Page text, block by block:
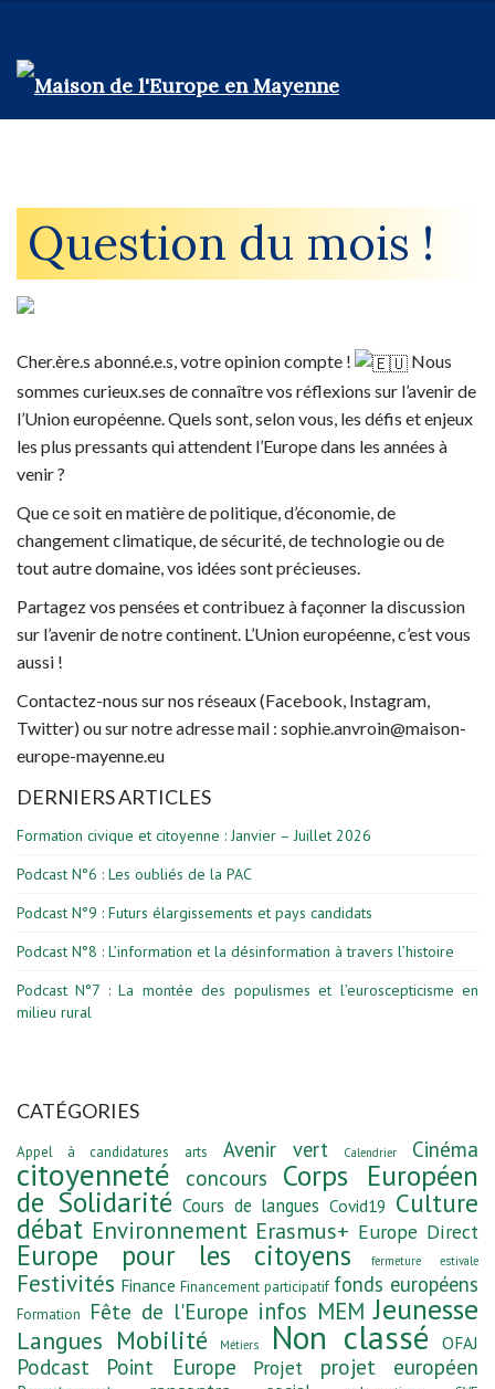
Question du mois !
Cher.ère.s abonné.e.s, votre opinion compte !
Nous
sommes curieux.ses de connaître vos réflexions sur l’avenir de
l’Union européenne. Quels sont, selon vous, les défis et enjeux
les plus pressants qui attendent l’Europe dans les années à
venir ?
Que ce soit en matière de politique, d’économie, de
changement climatique, de sécurité, de technologie ou de
tout autre domaine, vos idées sont précieuses.
Partagez vos pensées et contribuez à façonner ladiscussion
sur l’avenir de notre continent. L’Union européenne, c’est vous
aussi !
Contactez-nous sur nos réseaux (Facebook, Instagram,
Twitter) ou sur notre adresse mail : sophie.anvroin@maison-
europe-mayenne.eu
DERNIERS ARTICLES
Formation civique et citoyenne : Janvier – Juillet 2026
Podcast N°6 : Les oubliés de la PAC
Podcast N°9 : Futurs élargissements et pays candidats
Podcast N°8 : L’information et la désinformation à travers l’histoire
Podcast N°7 : La montée des populismes et l’euroscepticisme en
milieu rural
CATÉGORIES
Appel à candidatures arts Avenir vert Calendrier Cinéma
citoyenneté concours Corps Européen
de Solidarité Cours de langues Covid19 Culture
débat Environnement Erasmus+ Europe Direct
Europe pour les citoyens fermeture estivale
Festivités Finance Financement participatif fonds européens
Formation Fête de l'Europe infos MEM Jeunesse
Langues Mobilité Métiers Non classé OFAJ
Podcast Point Europe Projet projet européen